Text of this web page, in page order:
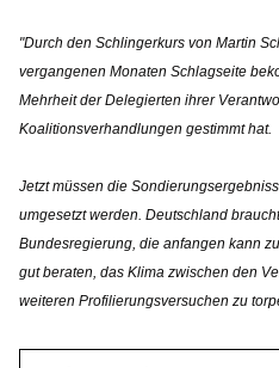
"Durch den Schlingerkurs von Martin
vergangenen Monaten Schlagseite
Mehrheit der Delegierten ihrer
Koalitionsverhandlungen gestimmt hat.
Jetzt müssen die
umgesetzt werden. Deutschland
Bundesregierung, die anfangen kann
gut beraten, das Klima zwischen den
weiteren Profilierungsversuchen zu